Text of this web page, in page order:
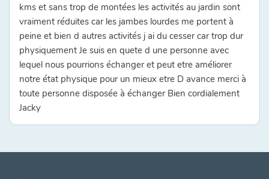
kms et sans trop de montées les activités au jardin sont
vraiment réduites car les jambes lourdes me portent à
peine et bien d autres activités j ai du cesser car trop dur
physiquement Je suis en quete d une personne avec
lequel nous pourrions échanger et peut etre améliorer
notre état physique pour un mieux etre D avance merci à
toute personne disposée à échanger Bien cordialement
Jacky